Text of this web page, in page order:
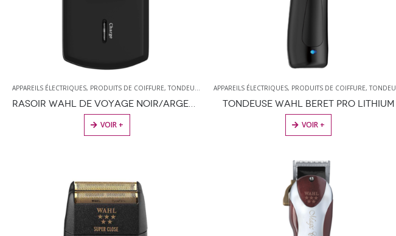
APPAREILS ÉLECTRIQUES, PRODUITS DE COIFFURE, TONDEUSES WAHL
RASOIR WAHL DE VOYAGE NOIR/ARGENTÉ
VOIR +
APPAREILS ÉLECTRIQUES, PRODUITS DE COIFFURE, TONDEUSES
TONDEUSE WAHL BERET PRO LITHIUM
VOIR +